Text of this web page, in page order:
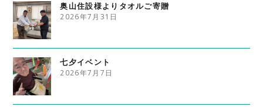
奥山住設様よりタオルご寄贈
2026年7月31日
七夕イベント
2026年7月7日